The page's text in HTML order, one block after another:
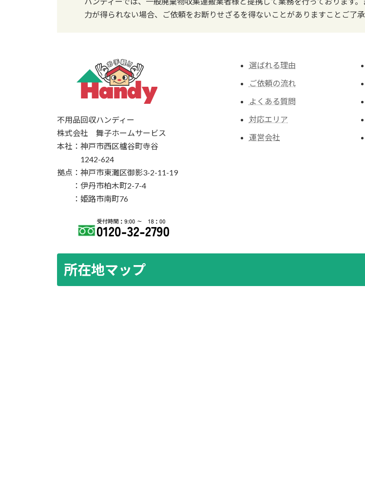
力が得られない場合、ご依頼をお断りせざるを得ないことがありますことご了承
不用品回収ハンディー
株式会社 舞子ホームサービス
本社：神戸市西区櫨谷町寺谷
1242-624
拠点：神戸市東灘区御影3-2-11-19
：伊丹市柏木町2-7-4
：姫路市南町76
選ばれる理由
ご依頼の流れ
よくある質問
対応エリア
運営会社
所在地マップ